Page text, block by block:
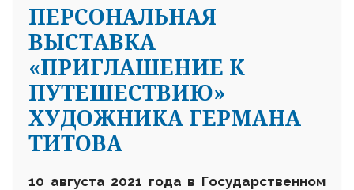
ПЕРСОНАЛЬНАЯ
ВЫСТАВКА
«ПРИГЛАШЕНИЕ К
ПУТЕШЕСТВИЮ»
ХУДОЖНИКА ГЕРМАНА
ТИТОВА
10 августа 2021 года в Государственном